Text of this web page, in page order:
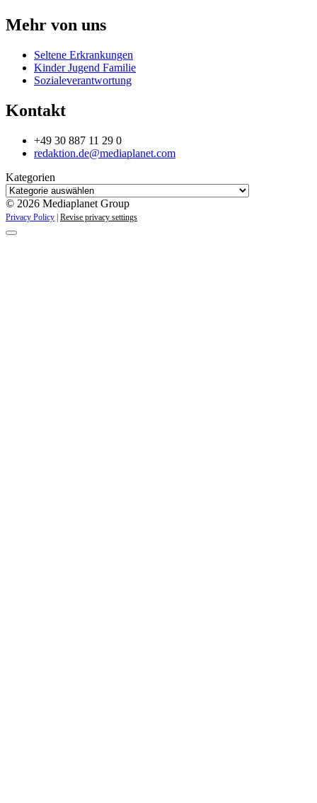
Mehr von uns
Seltene Erkrankungen
Kinder Jugend Familie
Sozialeverantwortung
Kontakt
+49 30 887 11 29 0
redaktion.de@mediaplanet.com
Kategorien
© 2026 Mediaplanet Group
Privacy Policy Revise privacy settings